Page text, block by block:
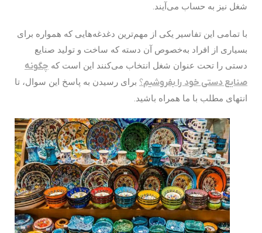
شغل نیز به حساب می‌آیند.
با تمامی این تفاسیر یکی از مهم‌ترین دغدغه‌هایی که همواره برای
بسیاری از افراد به‌خصوص آن دسته که ساخت و تولید صنایع
دستی را تحت عنوان شغل انتخاب می‌کنند این است که چگونه
صنایع دستی خود را بفروشیم؟ برای رسیدن به پاسخ این سوال، تا
انتهای مطلب با ما همراه باشید.